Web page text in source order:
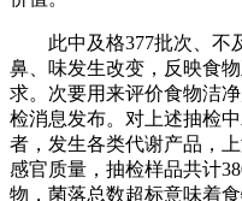
此中及格377批次、不
鼻、味发生改变，反映食
求。次要用来评价食物洁
检消息发布。对上述抽检
者，发生各类代谢产品，
感官质量，抽检样品共计
物，菌落总数超标意味着